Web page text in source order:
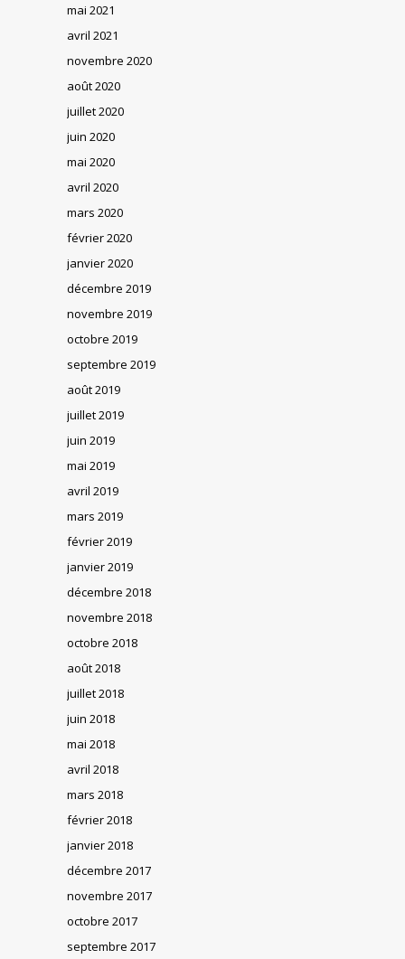
mai 2021
avril 2021
novembre 2020
août 2020
juillet 2020
juin 2020
mai 2020
avril 2020
mars 2020
février 2020
janvier 2020
décembre 2019
novembre 2019
octobre 2019
septembre 2019
août 2019
juillet 2019
juin 2019
mai 2019
avril 2019
mars 2019
février 2019
janvier 2019
décembre 2018
novembre 2018
octobre 2018
août 2018
juillet 2018
juin 2018
mai 2018
avril 2018
mars 2018
février 2018
janvier 2018
décembre 2017
novembre 2017
octobre 2017
septembre 2017